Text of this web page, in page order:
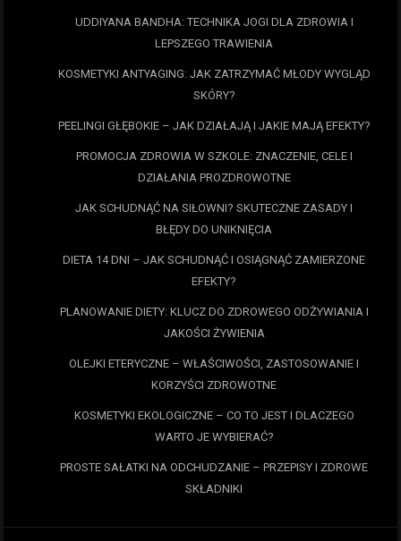
UDDIYANA BANDHA: TECHNIKA JOGI DLA ZDROWIA I
LEPSZEGO TRAWIENIA
KOSMETYKI ANTYAGING: JAK ZATRZYMAĆ MŁODY WYGLĄD
SKÓRY?
PEELINGI GŁĘBOKIE – JAK DZIAŁAJĄ I JAKIE MAJĄ EFEKTY?
PROMOCJA ZDROWIA W SZKOLE: ZNACZENIE, CELE I
DZIAŁANIA PROZDROWOTNE
JAK SCHUDNĄĆ NA SIŁOWNI? SKUTECZNE ZASADY I
BŁĘDY DO UNIKNIĘCIA
DIETA 14 DNI – JAK SCHUDNĄĆ I OSIĄGNĄĆ ZAMIERZONE
EFEKTY?
PLANOWANIE DIETY: KLUCZ DO ZDROWEGO ODŻYWIANIA I
JAKOŚCI ŻYWIENIA
OLEJKI ETERYCZNE – WŁAŚCIWOŚCI, ZASTOSOWANIE I
KORZYŚCI ZDROWOTNE
KOSMETYKI EKOLOGICZNE – CO TO JEST I DLACZEGO
WARTO JE WYBIERAĆ?
PROSTE SAŁATKI NA ODCHUDZANIE – PRZEPISY I ZDROWE
SKŁADNIKI